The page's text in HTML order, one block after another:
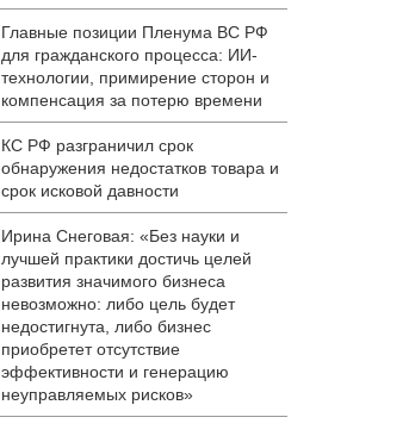
Главные позиции Пленума ВС РФ
для гражданского процесса: ИИ-
технологии, примирение сторон и
компенсация за потерю времени
КС РФ разграничил срок
обнаружения недостатков товара и
срок исковой давности
Ирина Снеговая: «Без науки и
лучшей практики достичь целей
развития значимого бизнеса
невозможно: либо цель будет
недостигнута, либо бизнес
приобретет отсутствие
эффективности и генерацию
неуправляемых рисков»